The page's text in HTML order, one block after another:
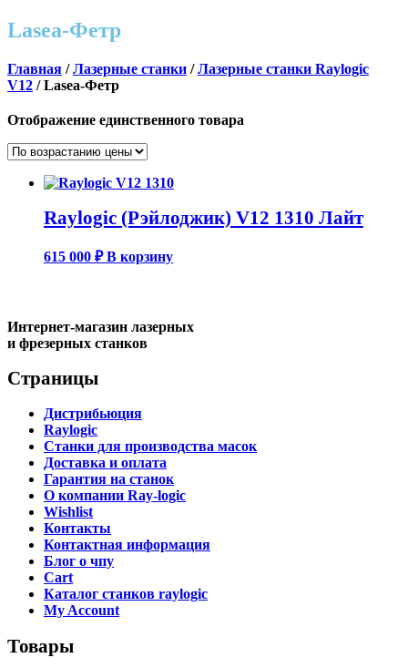
Lasea-Фетр
Главная /Лазерные станки /Лазерные станки Raylogic
V12 / Lasea-Фетр
Отображение единственного товара
Raylogic (Рэйлоджик) V12 1310 Лайт
615 000 ₽ В корзину
Интернет-магазин лазерных
и фрезерных станков
Страницы
Дистрибьюция
Raylogic
Станки для производства масок
Доставка и оплата
Гарантия на станок
О компании Ray-logic
Wishlist
Контакты
Контактная информация
Блог о чпу
Cart
Каталог станков raylogic
My Account
Товары